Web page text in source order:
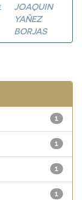
JOAQUIN
YAÑEZ
BORJAS
1
1
1
1